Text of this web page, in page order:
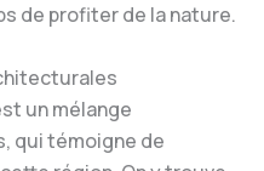
de profiter de la nature.
un mélange
qui témoigne de